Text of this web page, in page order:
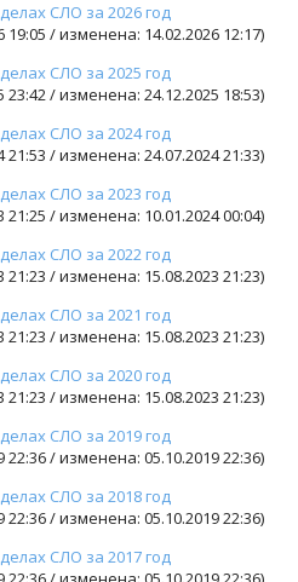
СЛО за 2026 год
/ изменена: 14.02.2026 12:17)
СЛО за 2025 год
/ изменена: 24.12.2025 18:53)
СЛО за 2024 год
/ изменена: 24.07.2024 21:33)
СЛО за 2023 год
/ изменена: 10.01.2024 00:04)
СЛО за 2022 год
/ изменена: 15.08.2023 21:23)
СЛО за 2021 год
/ изменена: 15.08.2023 21:23)
СЛО за 2020 год
/ изменена: 15.08.2023 21:23)
СЛО за 2019 год
/ изменена: 05.10.2019 22:36)
СЛО за 2018 год
/ изменена: 05.10.2019 22:36)
СЛО за 2017 год